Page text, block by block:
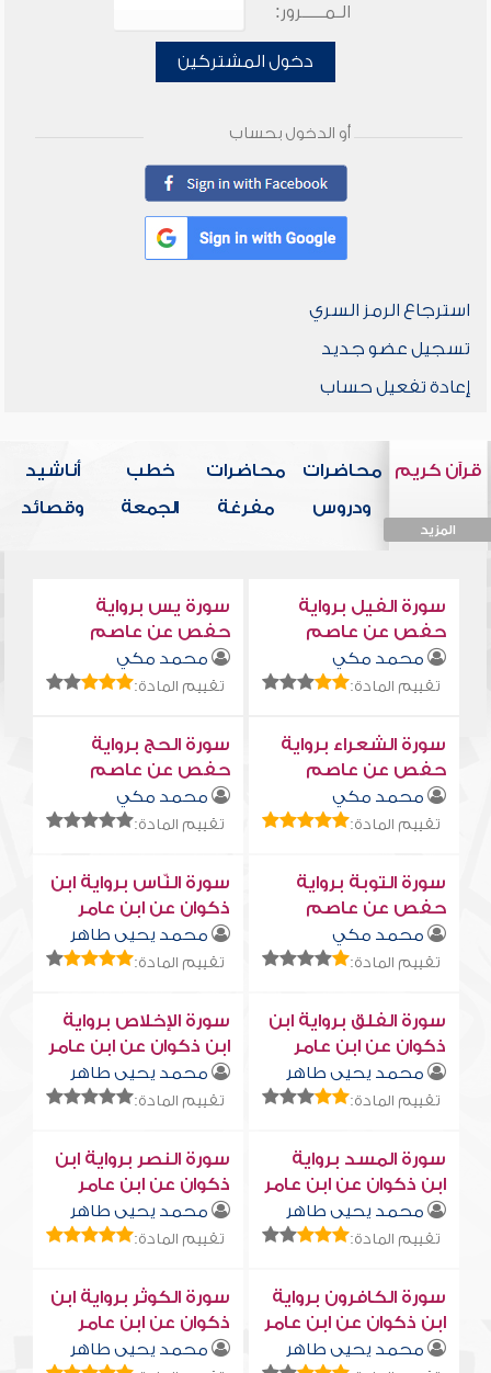
الـمـــــرور:
دخول المشتركين
أو الدخول بحساب
استرجاع الرمز السري
تسجيل عضو جديد
إعادة تفعيل حساب
قرآن كريم
المزيد
محاضرات
ودروس
محاضرات
مفرغة
خطب
الجمعة
أناشيد
وقصائد
سورة الفيل برواية
حفص عن عاصم
محمد مكي
تقييم المادة:
سورة يس برواية
حفص عن عاصم
محمد مكي
تقييم المادة:
سورة الشعراء برواية
حفص عن عاصم
محمد مكي
تقييم المادة:
سورة الحج برواية
حفص عن عاصم
محمد مكي
تقييم المادة:
سورة التوبة برواية
حفص عن عاصم
محمد مكي
تقييم المادة:
سورة النّاس برواية ابن
ذكوان عن ابن عامر
محمد يحيى طاهر
تقييم المادة:
سورة الفلق برواية ابن
ذكوان عن ابن عامر
محمد يحيى طاهر
تقييم المادة:
سورة الإخلاص برواية
ابن ذكوان عن ابن عامر
محمد يحيى طاهر
تقييم المادة:
سورة المسد برواية
ابن ذكوان عن ابن عامر
محمد يحيى طاهر
تقييم المادة:
سورة النصر برواية ابن
ذكوان عن ابن عامر
محمد يحيى طاهر
تقييم المادة:
سورة الكافرون برواية
ابن ذكوان عن ابن عامر
محمد يحيى طاهر
سورة الكوثر برواية ابن
ذكوان عن ابن عامر
محمد يحيى طاهر